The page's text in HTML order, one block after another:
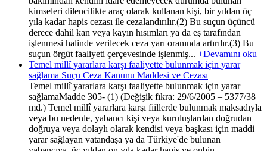
kimseleri dilencilikte araç olarak kullanan kişi, bir yıldan üç
yıla kadar hapis cezası ile cezalandırılır.(2) Bu suçun üçüncü
derece dahil kan veya kayın hısımları ya da eş tarafından
işlenmesi halinde verilecek ceza yarı oranında artırılır.(3) Bu
suçun örgüt faaliyeti çerçevesinde işlenmiş... +Devamını oku
Temel millî yararlara karşı faaliyette bulunmak için yarar
sağlama Suçu Ceza Kanunu Maddesi ve Cezası
Temel millî yararlara karşı faaliyette bulunmak için yarar
sağlamaMadde 305- (1) (Değişik fıkra: 29/6/2005 – 5377/38
md.) Temel millî yararlara karşı fiillerde bulunmak maksadıyla
veya bu nedenle, yabancı kişi veya kuruluşlardan doğrudan
doğruya veya dolaylı olarak kendisi veya başkası için maddi
yarar sağlayan vatandaşa ya da Türkiye'de bulunan